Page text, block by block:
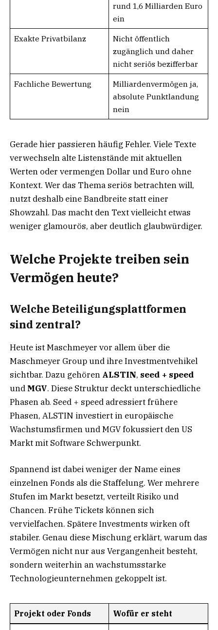
rund 1,6 Milliarden Euro
ein
Exakte Privatbilanz
Nicht öffentlich
zugänglich und daher
nicht seriös bezifferbar
Fachliche Bewertung
Milliardenvermögen ja,
absolute Punktlandung
nein
Gerade hier passieren häufig Fehler. Viele Texte
verwechseln alte Listenstände mit aktuellen
Werten oder vermengen Dollar und Euro ohne
Kontext. Wer das Thema seriös betrachten will,
nutzt deshalb eine Bandbreite statt einer
Showzahl. Das macht den Text vielleicht etwas
weniger glamourös, aber deutlich glaubwürdiger.
Welche Projekte treiben sein
Vermögen heute?
Welche Beteiligungsplattformen
sind zentral?
Heute ist Maschmeyer vor allem über die
Maschmeyer Group und ihre Investmentvehikel
sichtbar. Dazu gehören ALSTIN, seed + speed
und MGV. Diese Struktur deckt unterschiedliche
Phasen ab. Seed + speed adressiert frühere
Phasen, ALSTIN investiert in europäische
Wachstumsfirmen und MGV fokussiert den US
Markt mit Software Schwerpunkt.
Spannend ist dabei weniger der Name eines
einzelnen Fonds als die Staffelung. Wer mehrere
Stufen im Markt besetzt, verteilt Risiko und
Chancen. Frühe Tickets können sich
vervielfachen. Spätere Investments wirken oft
stabiler. Genau diese Mischung erklärt, warum das
Vermögen nicht nur aus Vergangenheit besteht,
sondern weiterhin an wachstumsstarke
Technologieunternehmen gekoppelt ist.
Projekt oder Fonds Wofür er steht